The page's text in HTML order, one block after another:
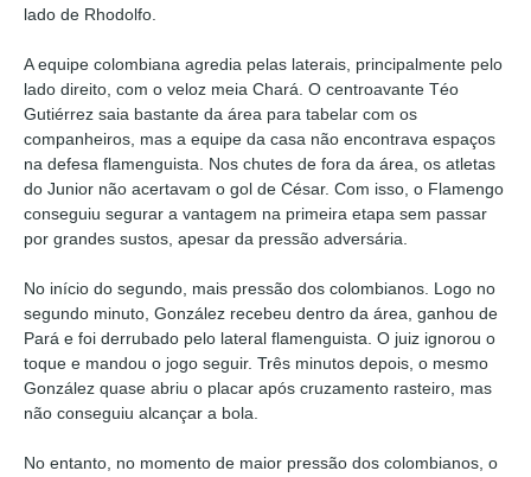
lado de Rhodolfo.
A equipe colombiana agredia pelas laterais, principalmente pelo
lado direito, com o veloz meia Chará. O centroavante Téo
Gutiérrez saia bastante da área para tabelar com os
companheiros, mas a equipe da casa não encontrava espaços
na defesa flamenguista. Nos chutes de fora da área, os atletas
do Junior não acertavam o gol de César. Com isso, o Flamengo
conseguiu segurar a vantagem na primeira etapa sem passar
por grandes sustos, apesar da pressão adversária.
No início do segundo, mais pressão dos colombianos. Logo no
segundo minuto, González recebeu dentro da área, ganhou de
Pará e foi derrubado pelo lateral flamenguista. O juiz ignorou o
toque e mandou o jogo seguir. Três minutos depois, o mesmo
González quase abriu o placar após cruzamento rasteiro, mas
não conseguiu alcançar a bola.
No entanto, no momento de maior pressão dos colombianos, o